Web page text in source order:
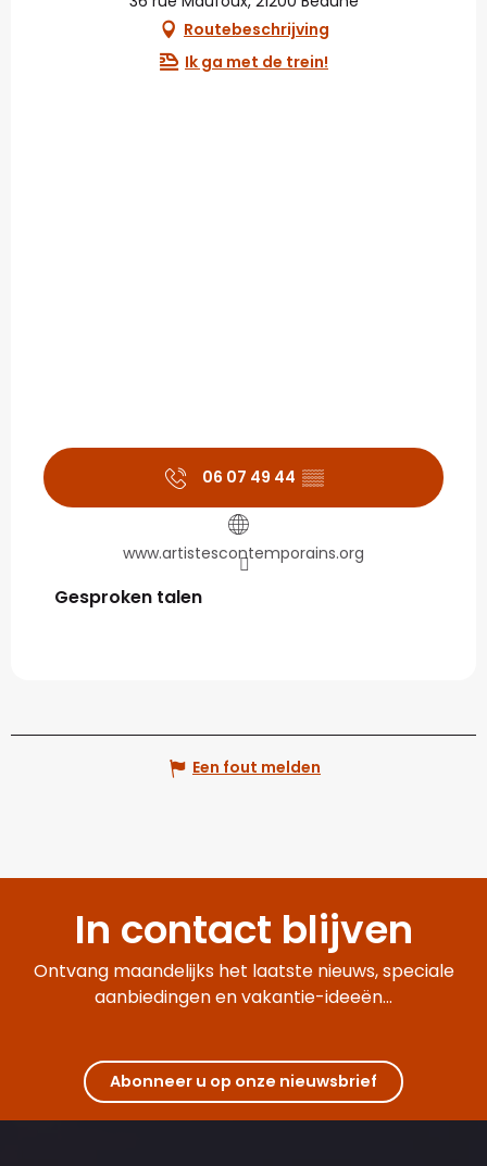
Routebeschrijving
Ik ga met de trein!
06 07 49 44 ▒▒
www.artistescontemporains.org
Gesproken talen
Gesproken talen
Een fout melden
In contact blijven
Ontvang maandelijks het laatste nieuws, speciale
aanbiedingen en vakantie-ideeën...
Abonneer u op onze nieuwsbrief